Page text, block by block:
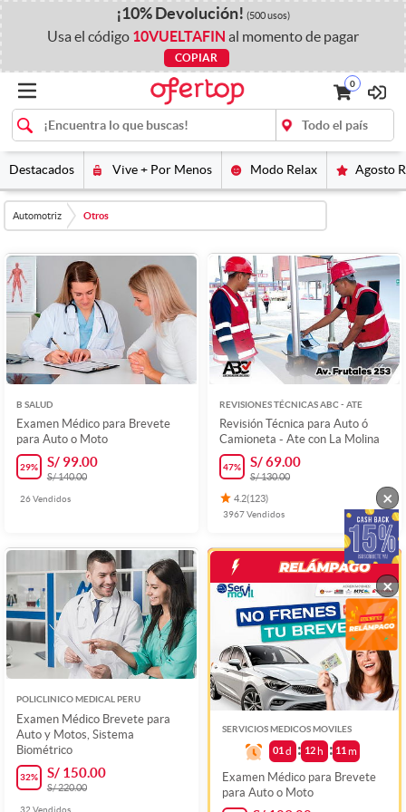
¡10%Devolución! (500 usos)
Usa el código 10VUELTAFIN al momento de pagar
COPIAR
0
Destacados Vive + Por Menos Modo Relax Agosto
Automotriz Otros
B SALUD
Examen Médico para Brevete
para Auto o Moto
29% S/ 99.00
S/ 140.00
26Vendidos
REVISIONES TÉCNICAS ABC - ATE
Revisión Técnica para Auto ó
Camioneta - Ate con La Molina
47% S/ 69.00
S/ 130.00
4.2(123)
3967Vendidos
POLICLINICO MEDICAL PERU
Examen Médico Brevete para
Auto y Motos, Sistema
Biométrico
32% S/ 150.00
S/ 220.00
32 Vendidos
SERVICIOS MEDICOS MOVILES
01 d 12 h 11 m
Examen Médico para Brevete
para Auto o Moto
×
×